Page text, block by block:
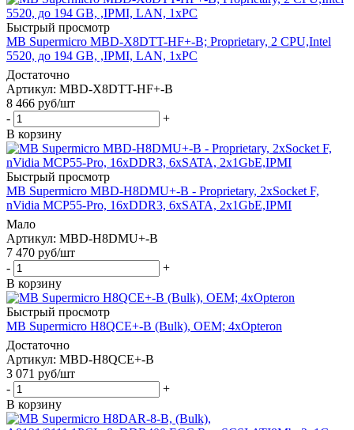
Быстрый просмотр
MB Supermicro MBD-X8DTT-HF+-B; Proprietary, 2 CPU,Intel
5520, до 194 GB, ,IPMI, LAN, 1xPC
Достаточно
Артикул: MBD-X8DTT-HF+-B
8 466 руб/шт
-
+
В корзину
Быстрый просмотр
MB Supermicro MBD-H8DMU+-B - Proprietary, 2xSocket F,
nVidia MCP55-Pro, 16xDDR3, 6xSATA, 2x1GbE,IPMI
Мало
Артикул: MBD-H8DMU+-B
7 470 руб/шт
-
+
В корзину
Быстрый просмотр
MB Supermicro H8QCE+-B (Bulk), OEM; 4xOpteron
Достаточно
Артикул: MBD-H8QCE+-B
3 071 руб/шт
-
+
В корзину